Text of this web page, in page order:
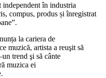
independent în industria
compus, produs și înregistrat
la cariera de
muzică, artista a reuşit să
trend şi să cânte
muzica ei